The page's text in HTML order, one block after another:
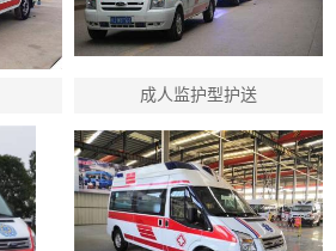
成人监护型护送